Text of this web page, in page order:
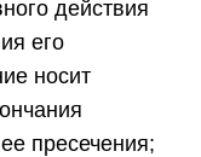
действия
его
носит
пресечения;